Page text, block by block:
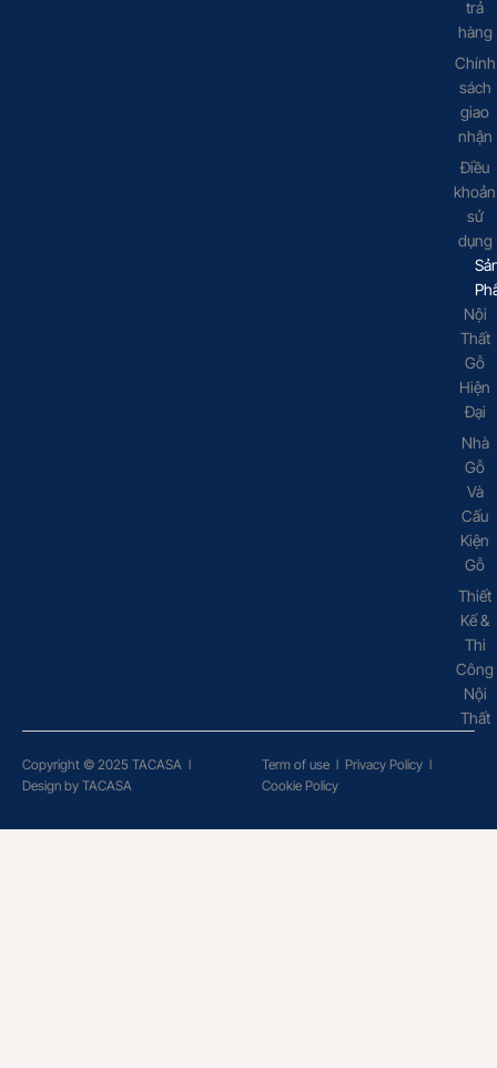
trả
hàng
Chính
sách
giao
nhận
Điều
khoản
sử
dụng
Nội
Thất
Gỗ
Hiện
Đại
Nhà
Gỗ
Và
Cấu
Kiện
Gỗ
Thiết
Kế &
Thi
Công
Nội
Thất
Copyright © 2025 TACASA l
Design by TACASA
Term of use l Privacy Policy l
Cookie Policy